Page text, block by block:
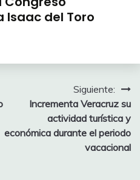
Isaac del Toro
Siguiente:
Incrementa Veracruz su
actividad turística y
económica durante el periodo
vacacional